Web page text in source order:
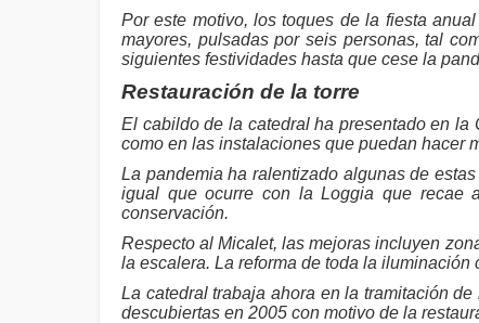
Por este motivo, los toques de la fiesta
mayores, pulsadas por seis personas, tal
siguientes festividades hasta que cese la
Restauración de la torre
El cabildo de la catedral ha presentado en la
como en las instalaciones que puedan hacer
La pandemia ha ralentizado algunas de
igual que ocurre con la Loggia que recae
conservación.
Respecto al Micalet, las mejoras incluyen
la escalera. La reforma de toda la iluminación
La catedral trabaja ahora en la tramitación
descubiertas en 2005 con motivo de la